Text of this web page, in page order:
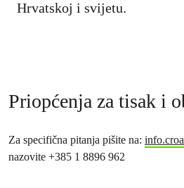
Hrvatskoj i svijetu.
Priopćenja za tisak i
Za specifična pitanja pišite na:
nazovite +385 1 8896 962